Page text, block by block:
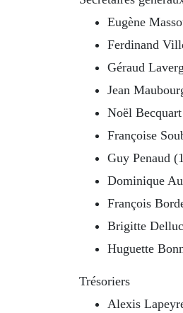
Eugène
Ferdinand
Géraud
Jean
Noël
Françoise
Guy Penaud
Dominique
François
Brigitte
Huguette
Trésoriers
Alexis